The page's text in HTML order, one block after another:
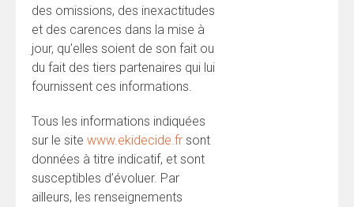
des omissions, des inexactitudes
et des carences dans la mise à
jour, qu’elles soient de son fait ou
du fait des tiers partenaires qui lui
fournissent ces informations.
Tous les informations indiquées
sur le site www.ekidecide.fr sont
données à titre indicatif, et sont
susceptibles d’évoluer. Par
ailleurs, les renseignements